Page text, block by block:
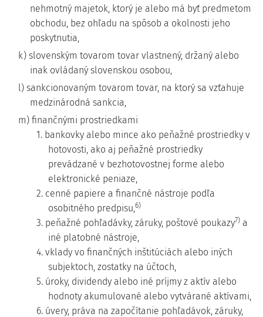
nehmotný majetok, ktorý je alebo má byť predmetom
obchodu, bez ohľadu na spôsob a okolnosti jeho
poskytnutia,
k) slovenským tovarom tovar vlastnený, držaný alebo
inak ovládaný slovenskou osobou,
l) sankcionovaným tovarom tovar, na ktorý sa vzťahuje
medzinárodná sankcia,
m) finančnými prostriedkami
1. bankovky alebo mince ako peňažné prostriedky v
hotovosti, ako aj peňažné prostriedky
prevádzané v bezhotovostnej forme alebo
elektronické peniaze,
2. cenné papiere a finančné nástroje podľa
osobitného predpisu,6)
3. peňažné pohľadávky, záruky, poštové poukazy7) a
iné platobné nástroje,
4. vklady vo finančných inštitúciách alebo iných
subjektoch, zostatky na účtoch,
5. úroky, dividendy alebo iné príjmy z aktív alebo
hodnoty akumulované alebo vytvárané aktívami,
6. úvery, práva na započítanie pohľadávok, záruky,